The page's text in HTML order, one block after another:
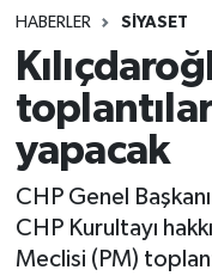
HABERLER SIYASET
yapacak
CHP Genel
CHP Kurultayı
Meclisi (PM)
Dünya
Eğitim
Ekonomi
Genel
Gündem
Namaz Vakitleri
Trafik Durumu
Süper Lig Puan
Tüm Manşetler
Son Dakika